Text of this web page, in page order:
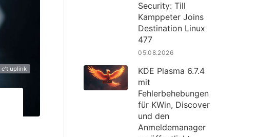
c't uplink
Security: Till
Kamppeter Joins
Destination Linux
477
05.08.2026
KDE Plasma 6.7.4
mit
Fehlerbehebungen
für KWin, Discover
und den
Anmeldemanager